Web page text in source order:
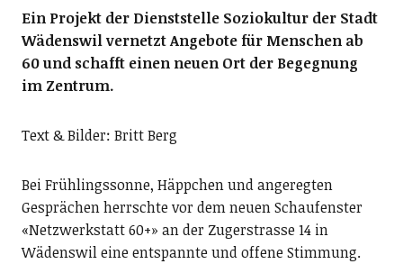
Ein Projekt der Dienststelle Soziokultur der Stadt
Wädenswil vernetzt Angebote für Menschen ab
60 und schafft einen neuen Ort der Begegnung
im Zentrum.
Text & Bilder: Britt Berg
Bei Frühlingssonne, Häppchen und angeregten
Gesprächen herrschte vor dem neuen Schaufenster
«Netzwerkstatt 60+» an der Zugerstrasse 14 in
Wädenswil eine entspannte und offene Stimmung.